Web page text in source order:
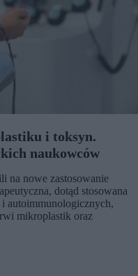
i toksyn.
naukowców
na nowe zastosowanie
dotąd stosowana
i autoimmunologicznych,
mikroplastik oraz